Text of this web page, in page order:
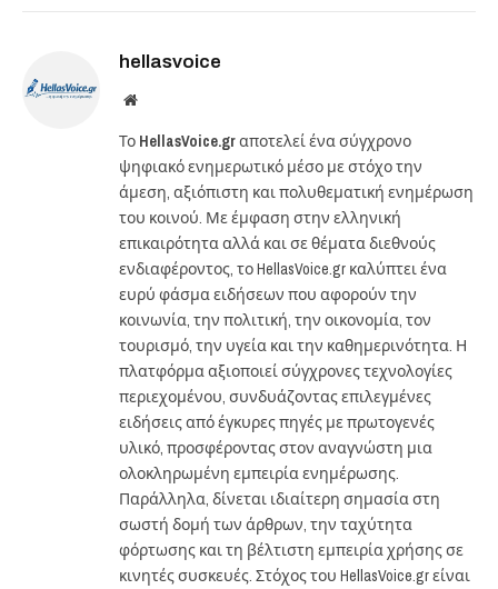
hellasvoice
Website
Το HellasVoice.grαποτελεί ένα σύγχρονο
ψηφιακό ενημερωτικό μέσο με στόχο την
άμεση, αξιόπιστη και πολυθεματική ενημέρωση
του κοινού. Με έμφαση στην ελληνική
επικαιρότητα αλλά και σε θέματα διεθνούς
ενδιαφέροντος, το HellasVoice.gr καλύπτει ένα
ευρύ φάσμα ειδήσεων που αφορούν την
κοινωνία, την πολιτική, την οικονομία, τον
τουρισμό, την υγεία και την καθημερινότητα. Η
πλατφόρμα αξιοποιεί σύγχρονες τεχνολογίες
περιεχομένου, συνδυάζοντας επιλεγμένες
ειδήσεις από έγκυρες πηγές με πρωτογενές
υλικό, προσφέροντας στον αναγνώστη μια
ολοκληρωμένη εμπειρία ενημέρωσης.
Παράλληλα, δίνεται ιδιαίτερη σημασία στη
σωστή δομή των άρθρων, την ταχύτητα
φόρτωσης και τη βέλτιστη εμπειρία χρήσης σε
κινητές συσκευές. Στόχος του HellasVoice.gr είναι